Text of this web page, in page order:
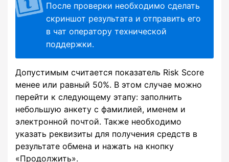
После проверки необходимо сделать
скриншот результата и отправить его
в чат оператору технической
поддержки.
Допустимым считается показатель Risk Score
менее или равный 50%. В этом случае можно
перейти к следующему этапу: заполнить
небольшую анкету с фамилией, именем и
электронной почтой. Также необходимо
указать реквизиты для получения средств в
результате обмена и нажать на кнопку
«Продолжить».